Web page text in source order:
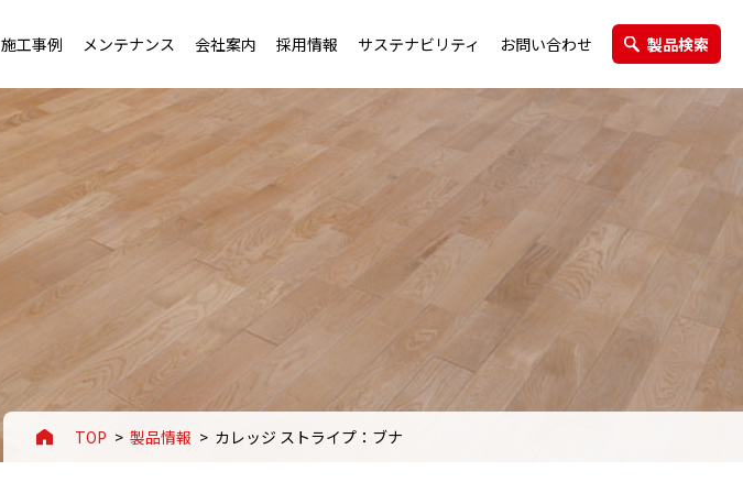
老健施設・幼稚園用フローリング
店舗・ホテル用フローリング
スポーツ施設用フローリング
エクステリア製品
施工事例 メンテナンス 会社案内
会社概要・沿革
事業案内
拠点一覧
グループ会社
採用情報 サステナビリティ お問い合わせ 製品検索
TOP 製品情報 カレッジ ストライプ：ブナ